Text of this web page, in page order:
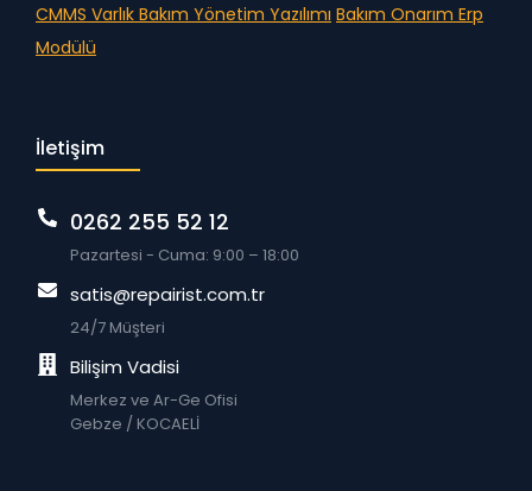
CMMS Varlık Bakım Yönetim Yazılımı Bakım Onarım Erp
Modülü
İletişim
0262 255 52 12
Pazartesi - Cuma: 9:00 – 18:00
satis@repairist.com.tr
24/7 Müşteri
Bilişim Vadisi
Merkez ve Ar-Ge Ofisi
Gebze / KOCAELİ